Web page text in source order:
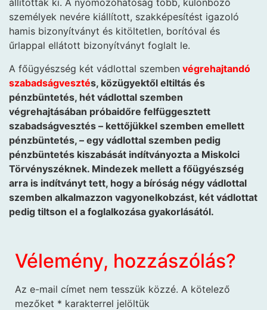
állítottak ki. A nyomozóhatóság több, különböző
személyek nevére kiállított, szakképesítést igazoló
hamis bizonyítványt és kitöltetlen, borítóval és
űrlappal ellátott bizonyítványt foglalt le.
A főügyészség két vádlottal szemben végrehajtandó
szabadságvesztés, közügyektől eltiltás és
pénzbüntetés, hét vádlottal szemben
végrehajtásában próbaidőre felfüggesztett
szabadságvesztés – kettőjükkel szemben emellett
pénzbüntetés, – egy vádlottal szemben pedig
pénzbüntetés kiszabását indítványozta a Miskolci
Törvényszéknek. Mindezek mellett a főügyészség
arra is indítványt tett, hogy a bíróság négy vádlottal
szemben alkalmazzon vagyonelkobzást, két vádlottat
pedig tiltson el a foglalkozása gyakorlásától.
Vélemény, hozzászólás?
Az e-mail címet nem tesszük közzé. A kötelező
mezőket * karakterrel jelöltük